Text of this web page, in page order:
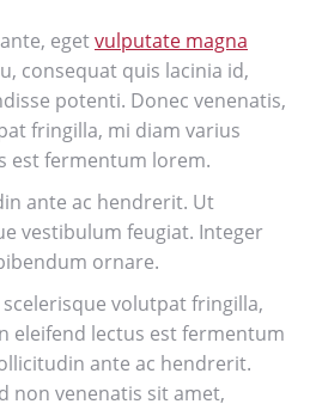
egetvulputate magna
consequat quis lacinia id,
potenti. Donec venenatis,
fringilla, mi diam varius
est fermentum lorem.
ante ac hendrerit. Ut
vestibulum feugiat. Integer
ornare.
volutpat fringilla,
eleifend lectus est fermentum
ante ac hendrerit.
non venenatis sit amet,